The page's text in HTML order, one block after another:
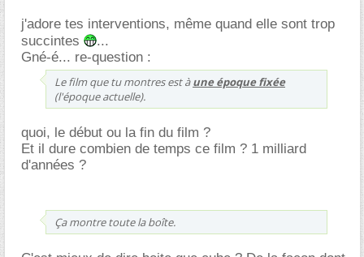
j'adore tes interventions, même quand elle sont trop
succintes
...
Gné-é... re-question :
Le film que tu montres est àune époque fixée
(l'époque actuelle).
quoi, le début ou la fin du film ?
Et il dure combien de temps ce film ? 1 milliard
d'années ?
Ça montre toute la boîte.